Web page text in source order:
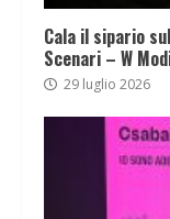
Cala il sipario
Scenari – W
29 luglio 2026